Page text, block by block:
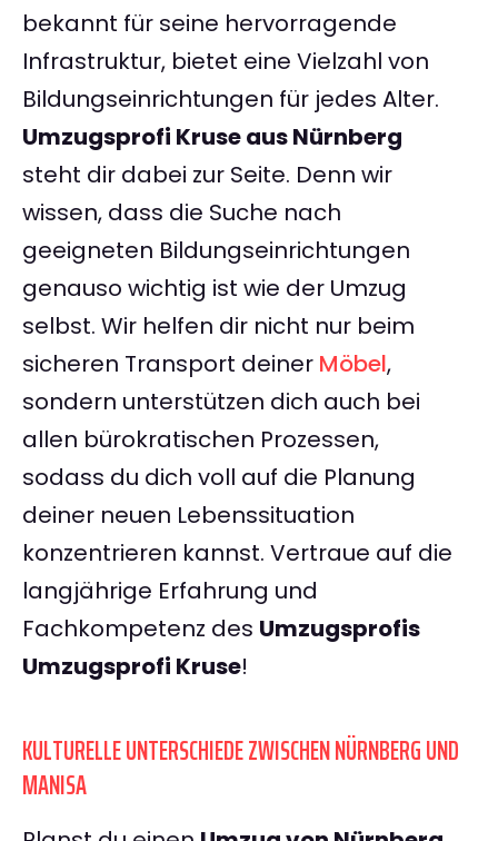
bekannt für seine hervorragende
Infrastruktur, bietet eine Vielzahl von
Bildungseinrichtungen für jedes Alter.
Umzugsprofi Kruse aus Nürnberg
steht dir dabei zur Seite. Denn wir
wissen, dass die Suche nach
geeigneten Bildungseinrichtungen
genauso wichtig ist wie der Umzug
selbst. Wir helfen dir nicht nur beim
sicheren Transport deiner Möbel,
sondern unterstützen dich auch bei
allen bürokratischen Prozessen,
sodass du dich voll auf die Planung
deiner neuen Lebenssituation
konzentrieren kannst. Vertraue auf die
langjährige Erfahrung und
Fachkompetenz des Umzugsprofis
Umzugsprofi Kruse!
KULTURELLE UNTERSCHIEDE ZWISCHEN NÜRNBERG UND
MANISA